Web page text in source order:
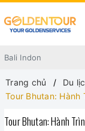
Trang chủ
Du
Tour Bhutan: Hành
Tour Bhutan: Hành